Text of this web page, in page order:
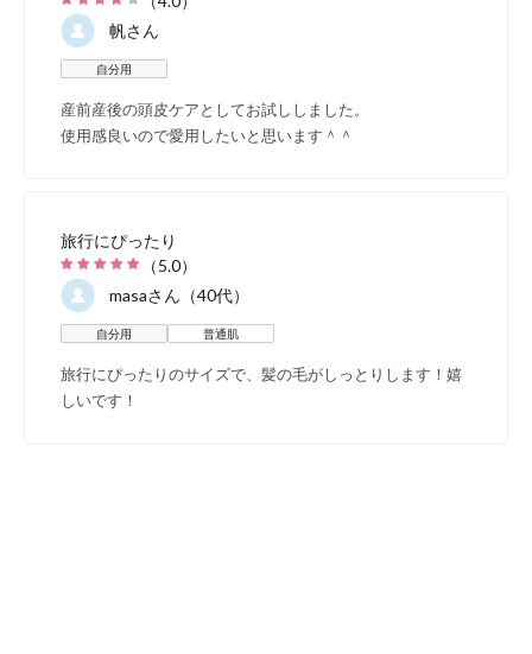
セット内容
帆さん
自分用
産前産後の頭皮ケアとしてお試ししました。
使用感良いので愛用したいと思います＾＾
旅行にぴったり
（5.0）
masaさん（40代）
自分用 普通肌
旅行にぴったりのサイズで、髪の毛がしっとりします！嬉
しいです！